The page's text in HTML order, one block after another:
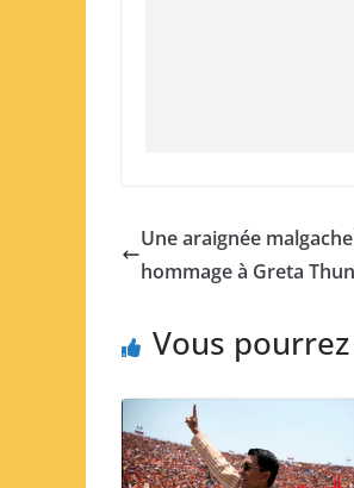
Une araignée
hommage à Greta
Vous